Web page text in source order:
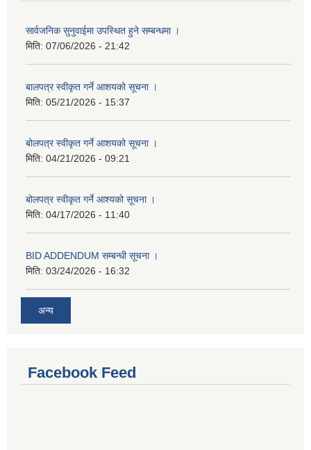
सार्वजनिक सुनुवाईमा उपस्थित हुने सम्बन्धमा ।
मिति: 07/06/2026 - 21:42
बालपत्र स्वीकृत गर्ने आशयको सूचना ।
मिति: 05/21/2026 - 15:37
बोलपत्र स्वीकृत गर्ने आशयको सूचना ।
मिति: 04/21/2026 - 09:21
बोलपत्र स्वीकृत गर्ने आश्यको सूचना ।
मिति: 04/17/2026 - 11:40
BID ADDENDUM सम्बन्धी सूचना ।
मिति: 03/24/2026 - 16:32
अन्य
Facebook Feed